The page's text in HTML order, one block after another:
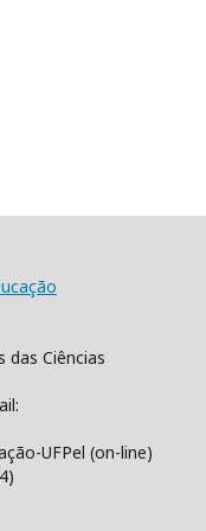
das Ciências
UFPel (on-line)